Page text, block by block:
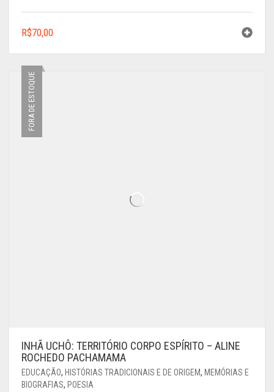
R$70,00
FORA DE ESTOQUE
INHÃ UCHÔ: TERRITÓRIO CORPO ESPÍRITO – ALINE
ROCHEDO PACHAMAMA
EDUCAÇÃO, HISTÓRIAS TRADICIONAIS E DE ORIGEM, MEMÓRIAS E
BIOGRAFIAS, POESIA